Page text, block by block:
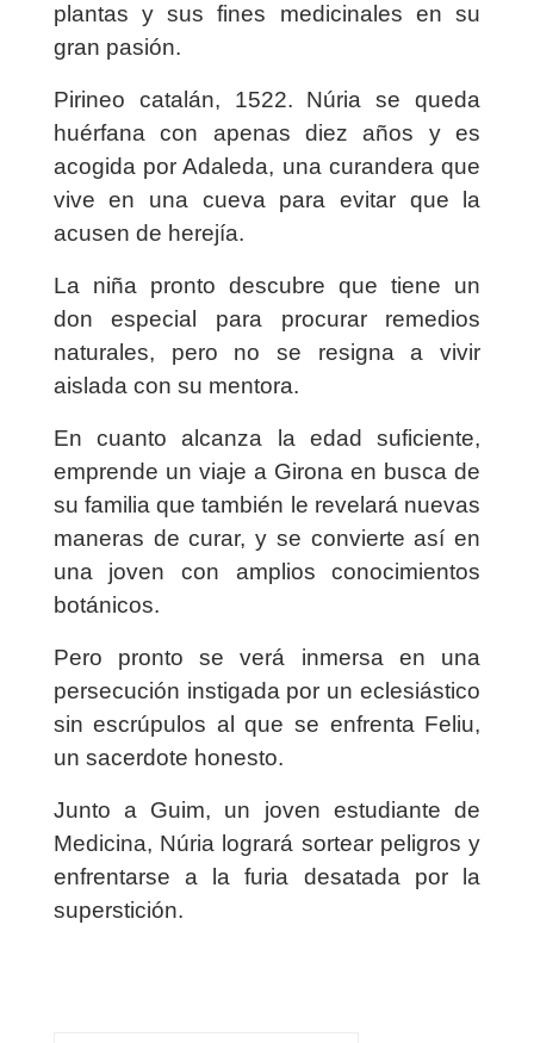
plantas y sus fines medicinales en su
gran pasión.
Pirineo catalán, 1522. Núria se queda
huérfana con apenas diez años y es
acogida por Adaleda, una curandera que
vive en una cueva para evitar que la
acusen de herejía.
La niña pronto descubre que tiene un
don especial para procurar remedios
naturales, pero no se resigna a vivir
aislada con su mentora.
En cuanto alcanza la edad suficiente,
emprende un viaje a Girona en busca de
su familia que también le revelará nuevas
maneras de curar, y se convierte así en
una joven con amplios conocimientos
botánicos.
Pero pronto se verá inmersa en una
persecución instigada por un eclesiástico
sin escrúpulos al que se enfrenta Feliu,
un sacerdote honesto.
Junto a Guim, un joven estudiante de
Medicina, Núria logrará sortear peligros y
enfrentarse a la furia desatada por la
superstición.